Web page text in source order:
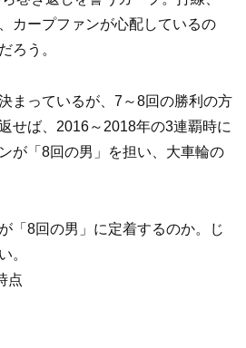
カープファンが心配しているの
ろう。
まっているが、7～8回の勝利の方
せば、2016～2018年の3連覇時に
が「8回の男」を担い、大車輪の
「8回の男」に定着するのか。じ
。
点